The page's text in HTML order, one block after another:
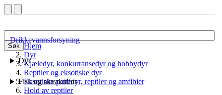
Søk
Drikkevannsforsyning
Dyr
Fisk og akvakultur
Hjem
Dyr
Kjæledyr, konkurransedyr og hobbydyr
Reptiler og eksotiske dyr
Eksotiske pattedyr, reptiler og amfibier
Hold av reptiler